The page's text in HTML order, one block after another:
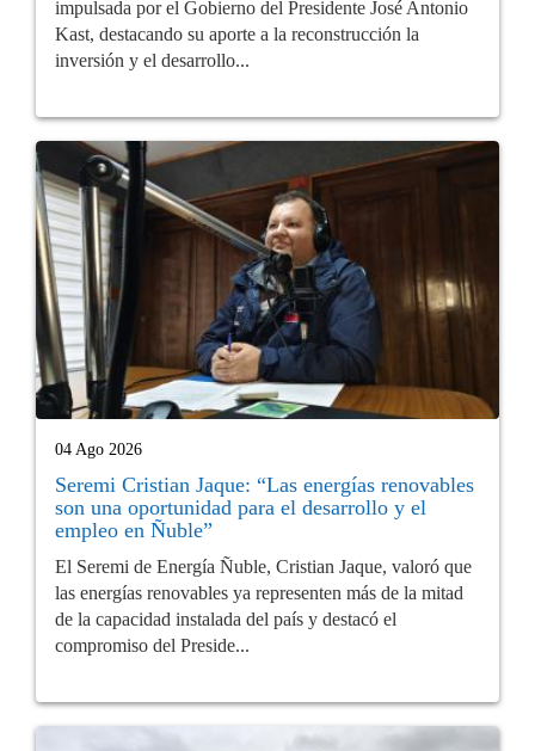
impulsada por el Gobierno del Presidente José Antonio
Kast, destacando su aporte a la reconstrucción la
inversión y el desarrollo...
04 Ago 2026
Seremi Cristian Jaque: “Las energías renovables
son una oportunidad para el desarrollo y el
empleo en Ñuble”
El Seremi de Energía Ñuble, Cristian Jaque, valoró que
las energías renovables ya representen más de la mitad
de la capacidad instalada del país y destacó el
compromiso del Preside...